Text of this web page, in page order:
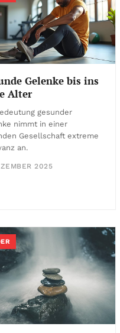
Gelenke bis ins
Alter
gesunder
nimmt in einer
Gesellschaft extreme
an.
2025